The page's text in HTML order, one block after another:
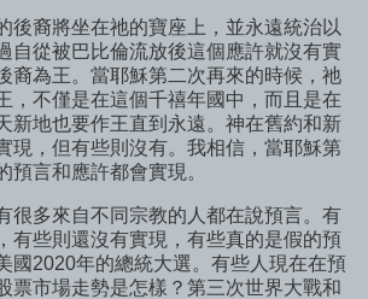
後裔將坐在祂的寶座上，並永遠統治以
自從被巴比倫流放後這個應許就沒有實
裔為王。當耶穌第二次再來的時候，祂
，不僅是在這個千禧年國中，而且是在
新地也要作王直到永遠。神在舊約和新
現，但有些則沒有。我相信，當耶穌第
預言和應許都會實現。
很多來自不同宗教的人都在說預言。有
有些則還沒有實現，有些真的是假的預
國2020年的總統大選。有些人現在在預
票市場走勢是怎樣？第三次世界大戰和